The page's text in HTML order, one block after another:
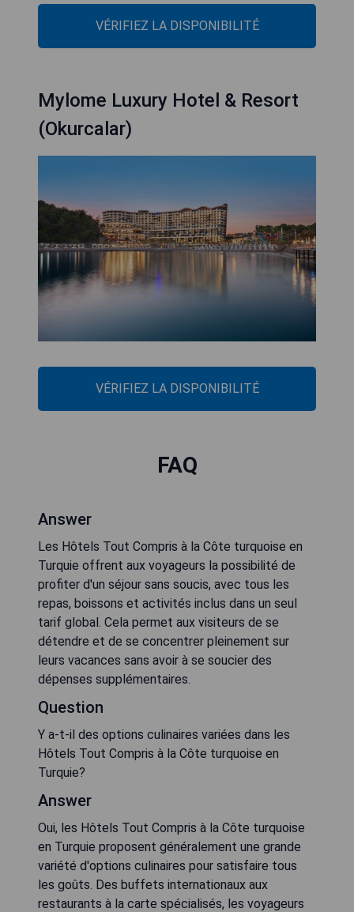
VÉRIFIEZ LA DISPONIBILITÉ
Mylome Luxury Hotel & Resort
(Okurcalar)
VÉRIFIEZ LA DISPONIBILITÉ
FAQ
Answer
Les Hôtels Tout Compris à la Côte turquoise en
Turquie offrent aux voyageurs la possibilité de
profiter d'un séjour sans soucis, avec tous les
repas, boissons et activités inclus dans un seul
tarif global. Cela permet aux visiteurs de se
détendre et de se concentrer pleinement sur
leurs vacances sans avoir à se soucier des
dépenses supplémentaires.
Question
Y a-t-il des options culinaires variées dans les
Hôtels Tout Compris à la Côte turquoise en
Turquie?
Answer
Oui, les Hôtels Tout Compris à la Côte turquoise
en Turquie proposent généralement une grande
variété d'options culinaires pour satisfaire tous
les goûts. Des buffets internationaux aux
restaurants à la carte spécialisés, les voyageurs